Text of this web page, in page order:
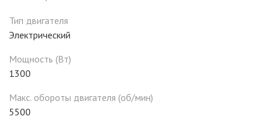
Тип двигателя
Электрический
Мощность (Вт)
1300
Макс. обороты двигателя (об/мин)
5500